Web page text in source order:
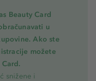
Beauty Card
u
Ako ste
možete
snižene i